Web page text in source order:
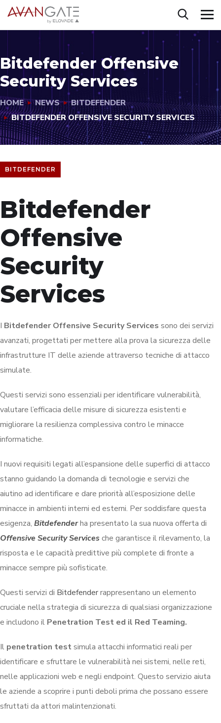
Bitdefender Offensive
Security Services
HOME NEWS
BITDEFENDER
BITDEFENDER OFFENSIVE SECURITY SERVICES
BITDEFENDER
Bitdefender
Offensive
Security
Services
I Bitdefender Offensive Security Services sono dei servizi
avanzati, progettati per mettere alla prova la sicurezza delle
infrastrutture IT delle aziende attraverso tecniche di attacco
simulate.
Questi servizi sono essenziali per identificare vulnerabilità,
valutare l’efficacia delle misure di sicurezza esistenti e
migliorare la resilienza complessiva contro le minacce
informatiche.
I nuovi requisiti legati all’espansione delle superfici di attacco
stanno guidando la domanda di tecnologie e servizi che
aiutino ad identificare e dare priorità all’esposizione delle
minacce in ambienti interni ed esterni. Per soddisfare questa
esigenza, Bitdefenderha presentato la sua nuova offerta di
Offensive Security Services che garantisce il rilevamento, la
risposta e le capacità predittive più complete di fronte a
minacce sempre più sofisticate.
Questi servizi di Bitdefenderrappresentano un elemento
cruciale nella strategia di sicurezza di qualsiasi organizzazione
e includono il Penetration Test ed il Red Teaming.
Il penetration testsimula attacchi informatici reali per
identificare e sfruttare le vulnerabilità nei sistemi, nelle reti,
nelle applicazioni web e negli endpoint. Questo servizio aiuta
le aziende a scoprire i punti deboli prima che possano essere
sfruttati da attori malintenzionati.